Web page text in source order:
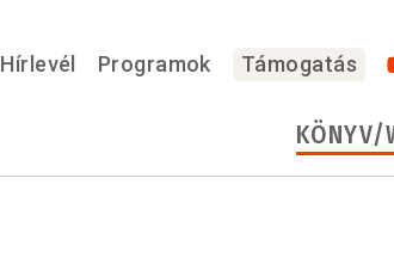
Hírlevél Programok Támogatás
KÖNYV/